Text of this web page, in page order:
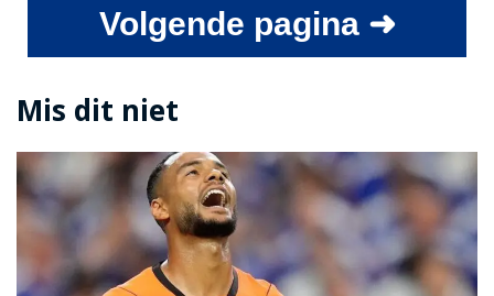
Volgende pagina ➜
Mis dit niet